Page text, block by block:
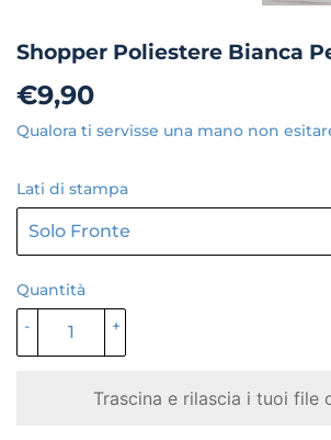
Shopper Poliestere Bianca
€9,90
Qualora ti servisse una mano non
Lati di stampa
Quantità
+
-
Trascina e rilascia i tuoi file